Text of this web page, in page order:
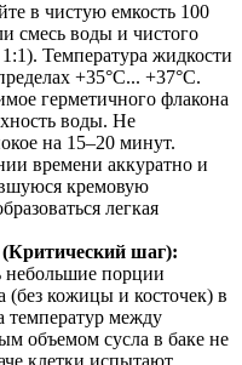
в чистую емкость 100
смесь воды и чистого
Температура жидкости
+35°C... +37°C.
герметичного флакона
воды. Не
на 15–20 минут.
времени аккуратно и
кремовую
легкая
шаг):
небольшие порции
(без кожицы и косточек) в
температур между
объемом сусла в баке не